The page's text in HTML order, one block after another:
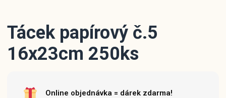
Tácek papírový č.5
16x23cm 250ks
Online objednávka = dárek zdarma!